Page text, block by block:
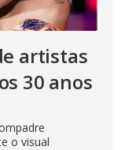
artistas
30 anos
o visual